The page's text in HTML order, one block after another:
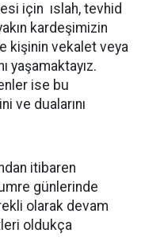
için ıslah, tevhid
kardeşimizin
kişinin vekalet veya
yaşamaktayız.
ise bu
ve dualarını
itibaren
günlerinde
olarak devam
oldukça